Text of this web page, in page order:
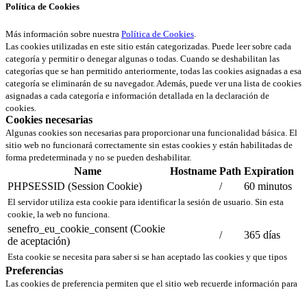
Política de Cookies
Más información sobre nuestra Política de Cookies.
Las cookies utilizadas en este sitio están categorizadas. Puede leer sobre cada
categoría y permitir o denegar algunas o todas. Cuando se deshabilitan las
categorías que se han permitido anteriormente, todas las cookies asignadas a esa
categoría se eliminarán de su navegador. Además, puede ver una lista de cookies
asignadas a cada categoría e información detallada en la declaración de
cookies.
Cookies necesarias
Algunas cookies son necesarias para proporcionar una funcionalidad básica. El
sitio web no funcionará correctamente sin estas cookies y están habilitadas de
forma predeterminada y no se pueden deshabilitar.
Name Hostname Path Expiration
PHPSESSID (Session Cookie)
/ 60 minutos
El servidor utiliza esta cookie para identificar la sesión de usuario. Sin esta
cookie, la web no funciona.
senefro_eu_cookie_consent (Cookie
de aceptación)
/ 365 días
Esta cookie se necesita para saber si se han aceptado las cookies y que tipos
Preferencias
Las cookies de preferencia permiten que el sitio web recuerde información para